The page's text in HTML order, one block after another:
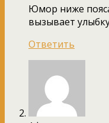
Юмор ниже
вызывает
Ответить